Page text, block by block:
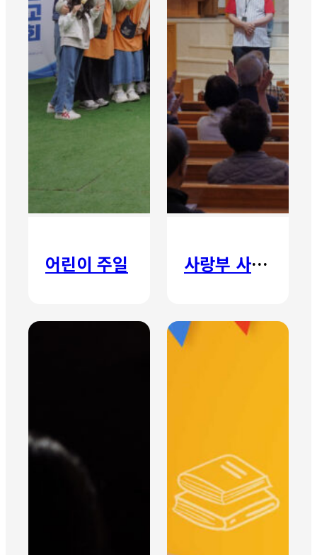
어린이 주일 사랑부 사랑주일